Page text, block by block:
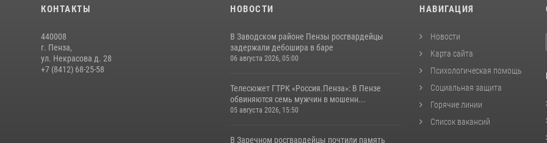
КОНТАКТЫ
440008
г. Пенза,
ул. Некрасова д. 28
+7 (8412) 68-25-58
НОВОСТИ
В Заводском районе Пензы росгвардейцы
задержали дебошира в баре
06 августа 2026, 05:00
Телесюжет ГТРК «Россия.Пенза»: В Пензе
обвиняются семь мужчин в мошенн...
05 августа 2026, 15:50
В Заречном росгвардейцы почтили память
НАВИГАЦИЯ
Новости
Карта сайта
Психологическая помощь
Социальная защита
Горячие линии
Список вакансий